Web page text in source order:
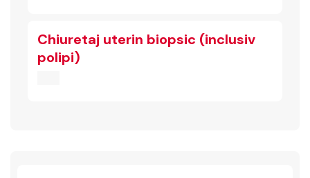
Chiuretaj uterin biopsic (inclusiv
polipi)